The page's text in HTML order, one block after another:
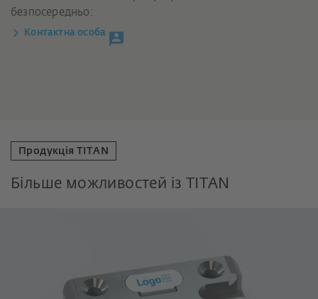
безпосередньо:
Контактна особа
Продукція TITAN
Більше можливостей із TITAN